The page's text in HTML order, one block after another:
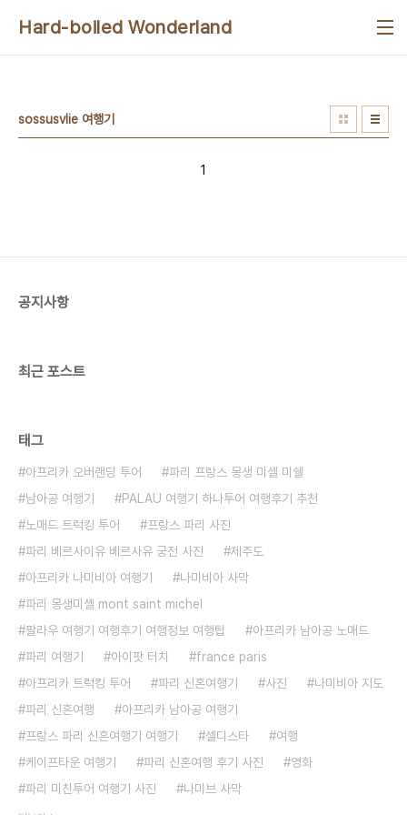
Hard-boiled Wonderland
sossusvlie 여행기
1
공지사항
최근 포스트
태그
아프리카 오버랜딩 투어
파리 프랑스 몽생 미셸 미쉘
남아공 여행기
PALAU 여행기 하나투어 여행후기 추천
노매드 트럭킹 투어
프랑스 파리 사진
파리 베르사이유 베르사유 궁전 사진
제주도
아프리카 나미비아 여행기
나미비아 사막
파리 몽생미셸 mont saint michel
팔라우 여행기 여행후기 여행정보 여행팁
아프리카 남아공 노매드
파리 여행기
아이팟 터치
france paris
아프리카 트럭킹 투어
파리 신혼여행기 사진
나미비아 지도
파리 신혼여행
아프리카 남아공 여행기
프랑스 파리 신혼여행기 여행기
셀디스타
여행
케이프타운 여행기
파리 신혼여행 후기 사진
영화
파리 미친투어 여행기 사진
나미브 사막